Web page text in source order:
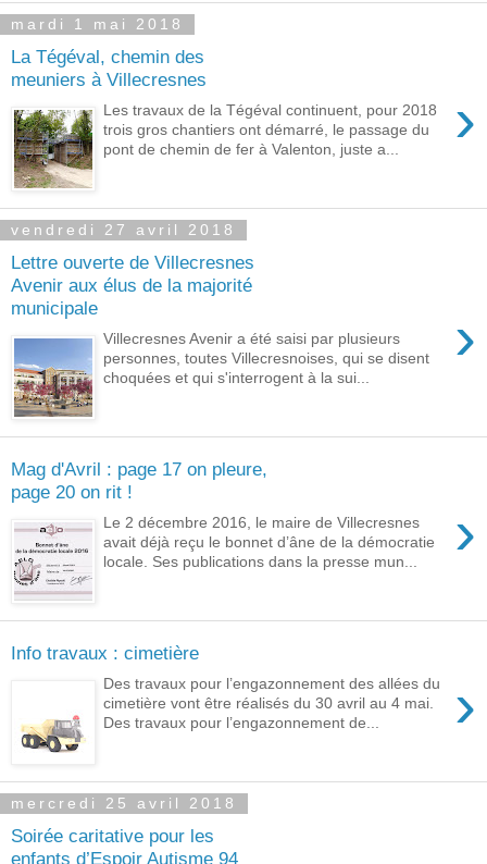
mardi 1 mai 2018
La Tégéval, chemin des
meuniers à Villecresnes
›
Les travaux de la Tégéval continuent, pour 2018
trois gros chantiers ont démarré, le passage du
pont de chemin de fer à Valenton, juste a...
vendredi 27 avril 2018
Lettre ouverte de Villecresnes
Avenir aux élus de la majorité
municipale
›
Villecresnes Avenir a été saisi par plusieurs
personnes, toutes Villecresnoises, qui se disent
choquées et qui s'interrogent à la sui...
Mag d'Avril : page 17 on pleure,
page 20 on rit !
›
Le 2 décembre 2016, le maire de Villecresnes
avait déjà reçu le bonnet d’âne de la démocratie
locale. Ses publications dans la presse mun...
Info travaux : cimetière
›
Des travaux pour l’engazonnement des allées du
cimetière vont être réalisés du 30 avril au 4 mai.
Des travaux pour l’engazonnement de...
mercredi 25 avril 2018
Soirée caritative pour les
enfants d’Espoir Autisme 94